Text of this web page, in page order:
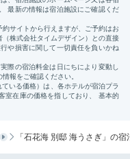
「石花海 別邸 海うさぎ」の宿